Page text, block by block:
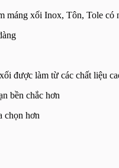
máng xối Inox, Tôn, Tole có
được làm từ các chất liệu
bền chắc hơn
chọn hơn